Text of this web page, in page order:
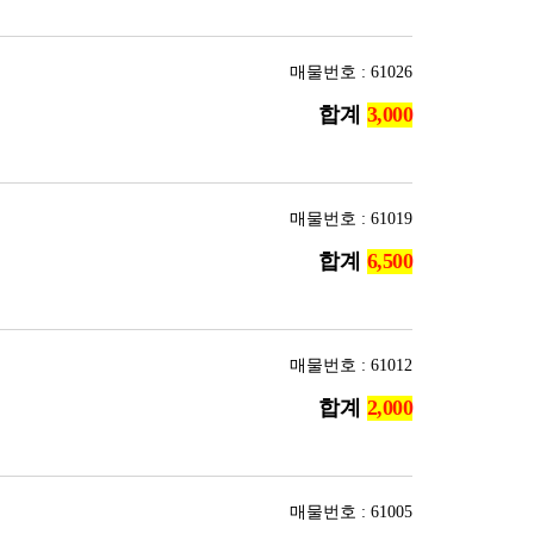
매물번호 : 61026
합계
매물번호 : 61019
합계
매물번호 : 61012
합계
매물번호 : 61005